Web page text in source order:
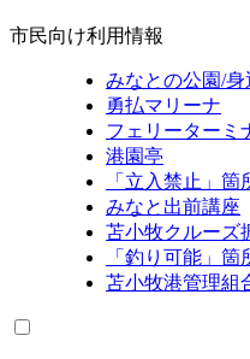
市民向け利用情報
みなとの公園/身
勇払マリーナ
フェリーターミ
港園亭
「立入禁止」箇
みなと出前講座
苫小牧クルーズ
「釣り可能」箇
苫小牧港管理組